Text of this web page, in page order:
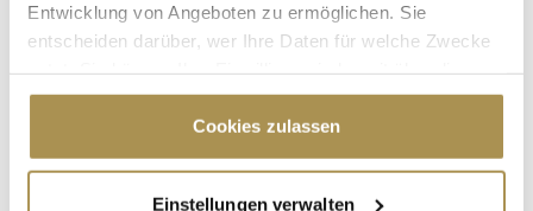
Entwicklung von Angeboten zu ermöglichen. Sie
entscheiden darüber, wer Ihre Daten für welche Zwecke
Cookie-Erklärung oder durch Klicken auf das Privacy
Trigger Symbol ändern oder widerrufen
Cookies zulassen
Einstellungen verwalten